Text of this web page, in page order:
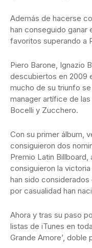
Además de hacerse
han conseguido ganar
favoritos superando a
Piero Barone, Ignazio
descubiertos en 2009
mucho de su triunfo
manager artífice de
Bocelli y Zucchero.
Con su primer álbum,
consiguieron dos
Premio Latin
consiguieron la
han sido
por casualidad han
Ahora y tras su paso
listas de iTunes en
Grande Amore’, doble